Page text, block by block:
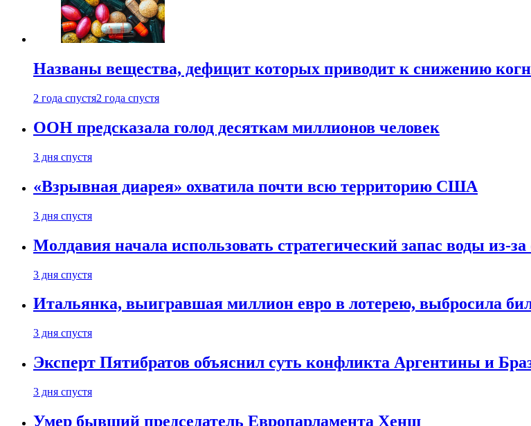
Названы вещества, дефицит которых приводит к снижению
2 года спустя2 года спустя
ООН предсказала голод десяткам миллионов человек
3 дня спустя
«Взрывная диарея» охватила почти всю территорию США
3 дня спустя
Молдавия начала использовать стратегический запас воды из-
3 дня спустя
Итальянка, выигравшая миллион евро в лотерею, выбросила
3 дня спустя
Эксперт Пятибратов объяснил суть конфликта Аргентины и
3 дня спустя
Умер бывший председатель Европарламента Хенш